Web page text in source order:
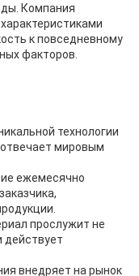
Компания
к повседневному
факторов.
технологии
мировым
ежемесячно
прослужит не
действует
внедряет на рынок